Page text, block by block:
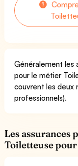
Généralement les
pour le métier
couvrent les deux
professionnels).
Les assurances
Toiletteuse